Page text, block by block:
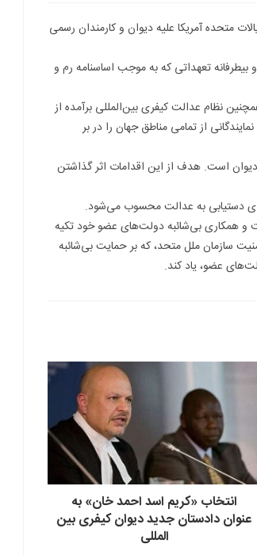
متحده آمریکا علیه دیوان و کارمندان رسمی
بیطرفانه تعهداتی که به موجب اساسنامه رم و
نظام عدالت کیفری بین‌المللى برآمده از
و همکاری 123 کشور عضو دیوان است، که نمایندگانی از تمامی مناطق جهان را در بر
است. هدف از این اقدامات اثر گذاشتن
دستیابی به عدالت محسوب می‌شود.
و همکاری بی‌شائبه دولت‌های عضو خود تکیه
سازمان ملل متحد، که بر حمایت بی‌شائبه
عضو، یاد کند.
انتخاب «کریم اسد احمد خان» به
عنوان دادستان جدید دیوان کیفری بین
المللی